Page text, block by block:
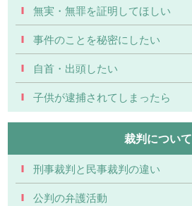
無実・無罪を証明してほしい
事件のことを秘密にしたい
自首・出頭したい
子供が逮捕されてしまったら
裁判について
刑事裁判と民事裁判の違い
公判の弁護活動